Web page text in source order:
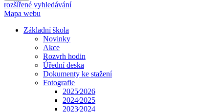
rozšířené vyhledávání
Mapa webu
Základní škola
Novinky
Akce
Rozvrh hodin
Úřední deska
Dokumenty ke stažení
Fotografie
2025⁄2026
2024⁄2025
2023⁄2024